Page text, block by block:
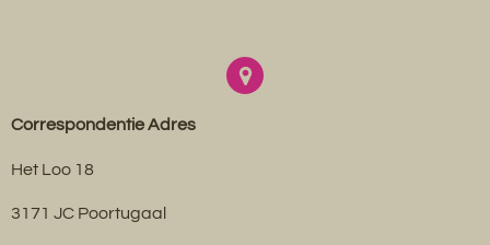
Correspondentie Adres
Het Loo 18
3171 JC Poortugaal